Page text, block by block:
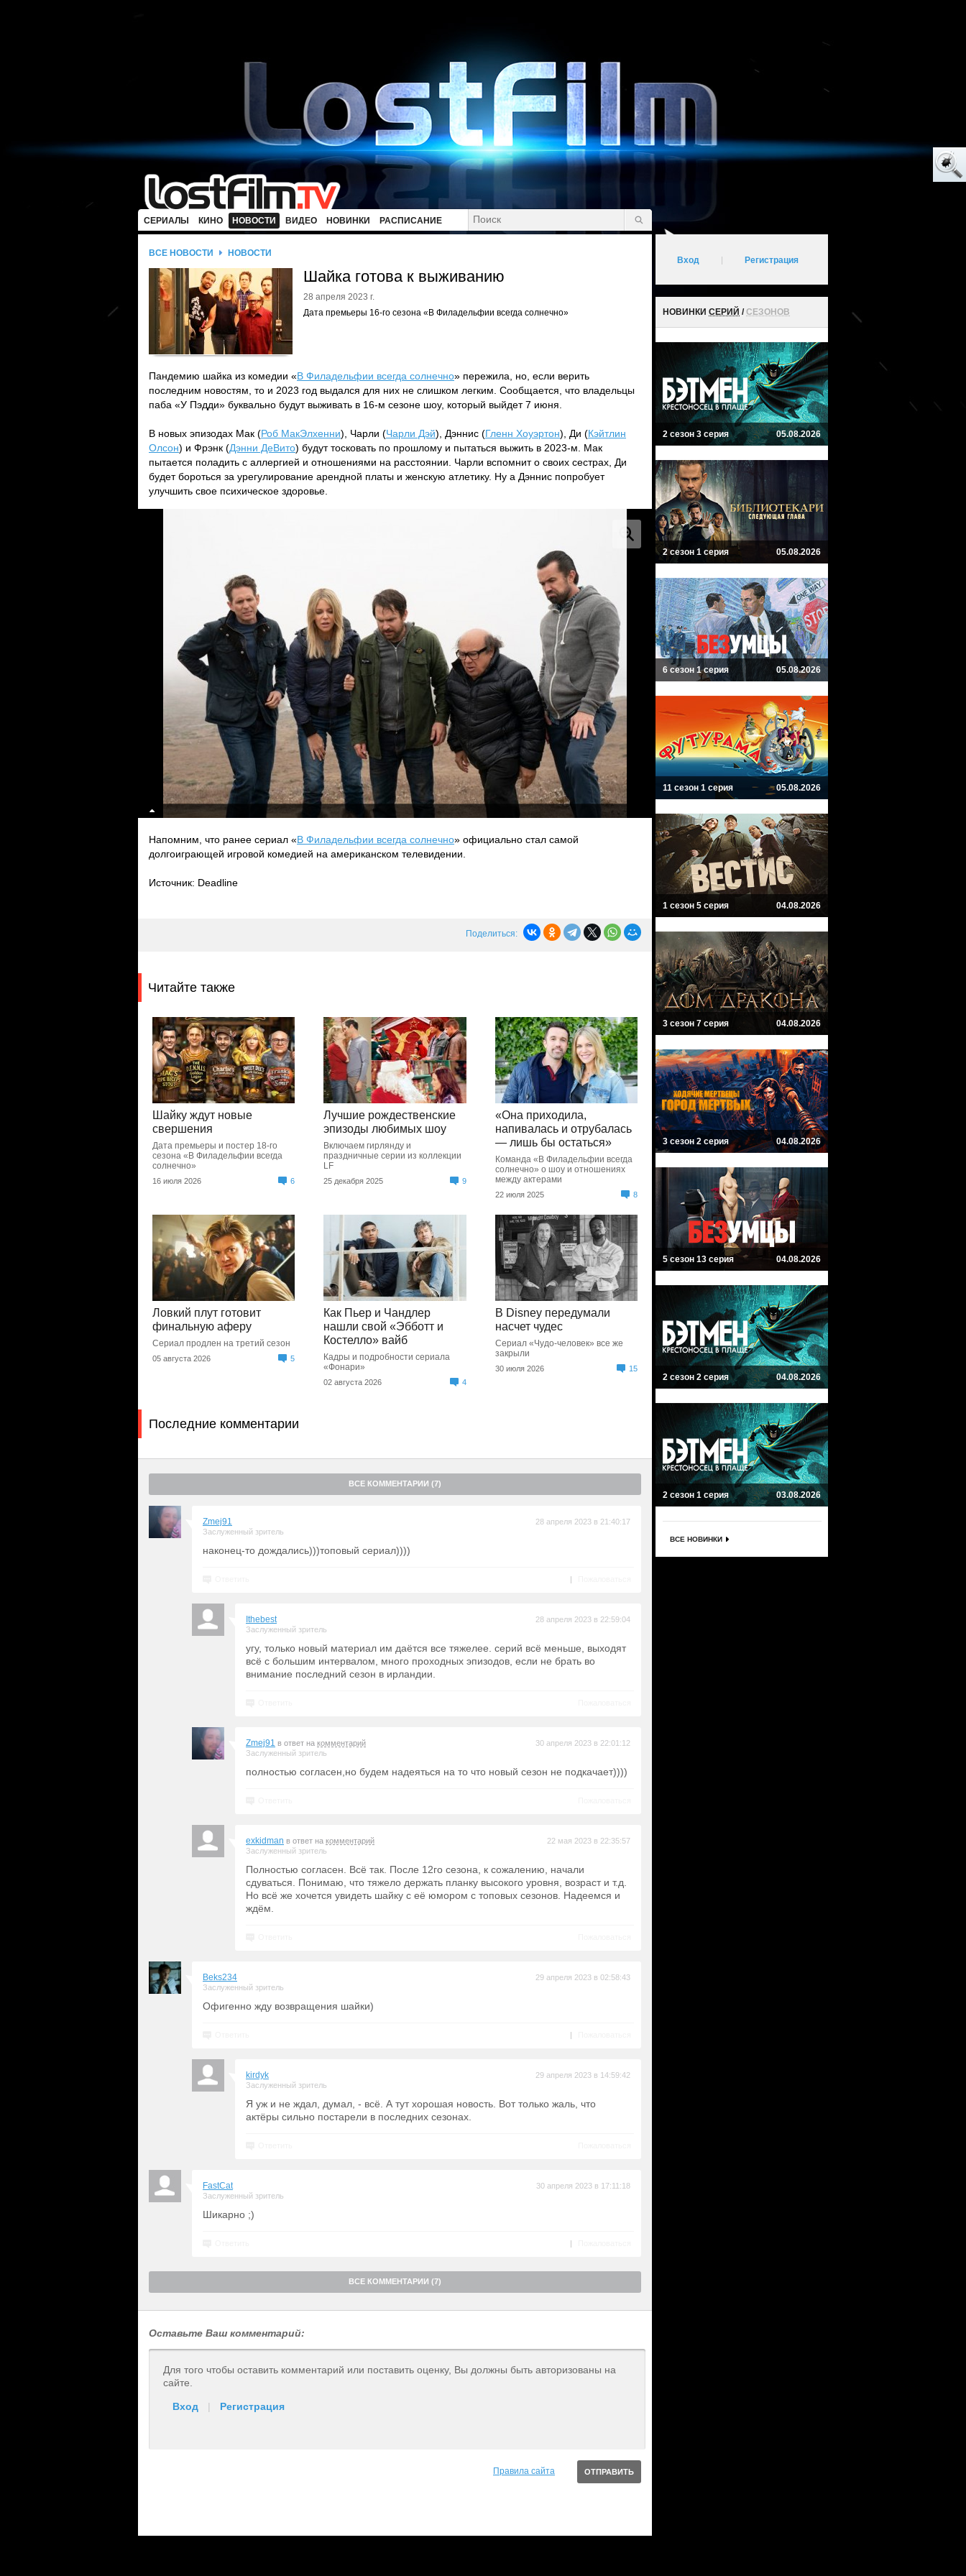
СЕРИАЛЫ КИНО НОВОСТИ ВИДЕО НОВИНКИ РАСПИСАНИЕ
ВСЕ НОВОСТИ НОВОСТИ
Шайка готова к выживанию
28 апреля 2023 г.
Дата премьеры 16-го сезона «В Филадельфии всегда солнечно»
Пандемию шайка из комедии «В Филадельфии всегда солнечно» пережила, но, если верить
последним новостям, то и 2023 год выдался для них не слишком легким. Сообщается, что владельцы
паба «У Пэдди» буквально будут выживать в 16-м сезоне шоу, который выйдет 7 июня.
В новых эпизодах Мак (Роб МакЭлхенни), Чарли (Чарли Дэй), Дэннис (Гленн Хоуэртон), Ди (Кэйтлин
Олсон) и Фрэнк (Дэнни ДеВито) будут тосковать по прошлому и пытаться выжить в 2023-м. Мак
пытается поладить с аллергией и отношениями на расстоянии. Чарли вспомнит о своих сестрах, Ди
будет бороться за урегулирование арендной платы и женскую атлетику. Ну а Дэннис попробует
улучшить свое психическое здоровье.
Напомним, что ранее сериал «В Филадельфии всегда солнечно» официально стал самой
долгоиграющей игровой комедией на американском телевидении.
Источник: Deadline
Поделиться:
Читайте также
Шайку ждут новые
свершения
Дата премьеры и постер 18-го
сезона «В Филадельфии всегда
солнечно»
16 июля 2026 6
Лучшие рождественские
эпизоды любимых шоу
Включаем гирлянду и
праздничные серии из коллекции
LF
25 декабря 2025 9
«Она приходила,
напивалась и отрубалась
— лишь бы остаться»
Команда «В Филадельфии всегда
солнечно» о шоу и отношениях
между актерами
22 июля 2025 8
Ловкий плут готовит
финальную аферу
Сериал продлен на третий сезон
05 августа 2026 5
Как Пьер и Чандлер
нашли свой «Эбботт и
Костелло» вайб
Кадры и подробности сериала
«Фонари»
02 августа 2026 4
В Disney передумали
насчет чудес
Сериал «Чудо-человек» все же
закрыли
30 июля 2026 15
Последние комментарии
ВСЕ КОММЕНТАРИИ (7)
Zmej91
Заслуженный зритель
28 апреля 2023 в 21:40:17
наконец-то дождались)))топовый сериал))))
|
Ithebest
Заслуженный зритель
28 апреля 2023 в 22:59:04
угу, только новый материал им даётся все тяжелее. серий всё меньше, выходят
всё с большим интервалом, много проходных эпизодов, если не брать во
внимание последний сезон в ирландии.
Zmej91 в ответ на комментарий
Заслуженный зритель
30 апреля 2023 в 22:01:12
полностью согласен,но будем надеяться на то что новый сезон не подкачает))))
exkidman в ответ на комментарий
Заслуженный зритель
22 мая 2023 в 22:35:57
Полностью согласен. Всё так. После 12го сезона, к сожалению, начали
сдуваться. Понимаю, что тяжело держать планку высокого уровня, возраст и т.д.
Но всё же хочется увидеть шайку с её юмором с топовых сезонов. Надеемся и
ждём.
Beks234
Заслуженный зритель
29 апреля 2023 в 02:58:43
Офигенно жду возвращения шайки)
|
kirdyk
Заслуженный зритель
29 апреля 2023 в 14:59:42
Я уж и не ждал, думал, - всё. А тут хорошая новость. Вот только жаль, что
актёры сильно постарели в последних сезонах.
FastCat
Заслуженный зритель
30 апреля 2023 в 17:11:18
Шикарно ;)
|
ВСЕ КОММЕНТАРИИ (7)
Оставьте Ваш комментарий:
Для того чтобы оставить комментарий или поставить оценку, Вы должны быть авторизованы на
сайте.
Вход | Регистрация
Правила сайта
Вход Регистрация
НОВИНКИ СЕРИЙ /СЕЗОНОВ
2 сезон 3 серия 05.08.2026
2 сезон 1 серия 05.08.2026
6 сезон 1 серия 05.08.2026
11 сезон 1 серия 05.08.2026
1 сезон 5 серия 04.08.2026
3 сезон 7 серия 04.08.2026
3 сезон 2 серия 04.08.2026
5 сезон 13 серия 04.08.2026
2 сезон 2 серия 04.08.2026
2 сезон 1 серия 03.08.2026
ВСЕ НОВИНКИ